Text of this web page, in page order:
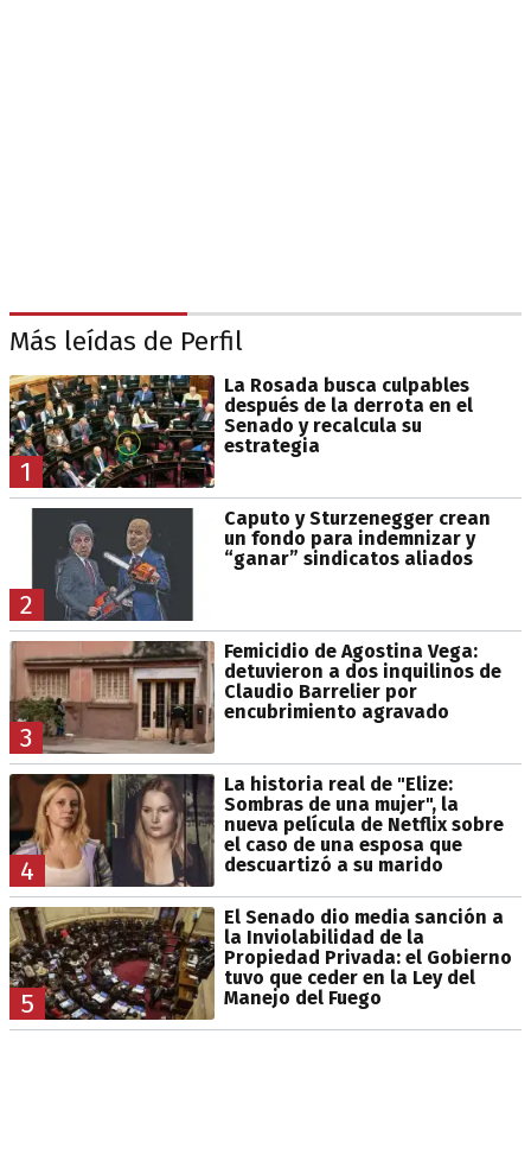
Más leídas de Perfil
1
La Rosada busca culpables
después de la derrota en el
Senado y recalcula su
estrategia
2
Caputo y Sturzenegger crean
un fondo para indemnizar y
“ganar” sindicatos aliados
3
Femicidio de Agostina Vega:
detuvieron a dos inquilinos de
Claudio Barrelier por
encubrimiento agravado
4
La historia real de "Elize:
Sombras de una mujer", la
nueva película de Netflix sobre
el caso de una esposa que
descuartizó a su marido
5
El Senado dio media sanción a
la Inviolabilidad de la
Propiedad Privada: el Gobierno
tuvo que ceder en la Ley del
Manejo del Fuego